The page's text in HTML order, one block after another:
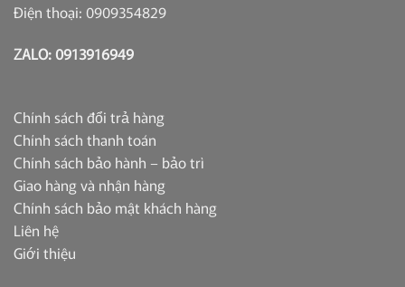
Điện thoại: 0909354829
ZALO: 0913916949
Chính sách đổi trả hàng
Chính sách thanh toán
Chính sách bảo hành – bảo trì
Giao hàng và nhận hàng
Chính sách bảo mật khách hàng
Liên hệ
Giới thiệu